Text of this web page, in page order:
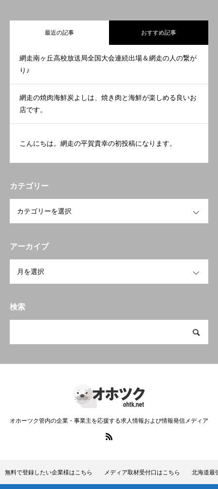
最近の記事 おすすめ記事
網走南ヶ丘高校放送局全国大会連続出場＆網走の人の繋が
り♪
網走の焼肉海鮮炭よしは、焼き肉と海鮮が楽しめる良いお
店です。
こんにちは。網走の平賀貴幸の初投稿になります。
カテゴリー
アーカイブ
検索
オホーツク管内の企業・事業主を応援する求人情報および情報発信メディア
無料で登録したい企業様はこちら メディア取材受付口はこちら 北海道最